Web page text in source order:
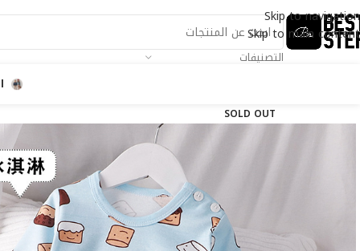
Skip to navigation
Skip to main content
التصنيفات
SOLD OUT